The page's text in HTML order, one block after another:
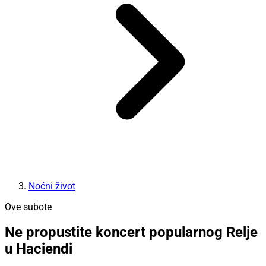
Noćni život
Ove subote
Ne propustite koncert popularnog Relje
u Haciendi